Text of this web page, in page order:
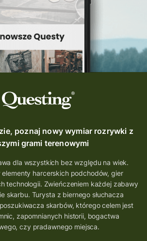
Przygody
przygoda
quest
najlepsze questy
Szlak Przygody
szkło
scieżka questingowa
questujznami
questing.pl
Matołek
gra miejska
na Śląsku
aplikacja questy
terenowe
questy
wakacje z questami
questów
poznaj nowy wymiar rozrywki z
grami terenowymi
dla wszystkich bez względu na wiek.
elementy harcerskich podchodów, gier
technologii. Zwieńczeniem każdej zabawy
skarbu. Turysta z biernego słuchacza
skarbów, którego celem jest
zapomnianych historii, bogactwa
czy pradawnego miejsca.